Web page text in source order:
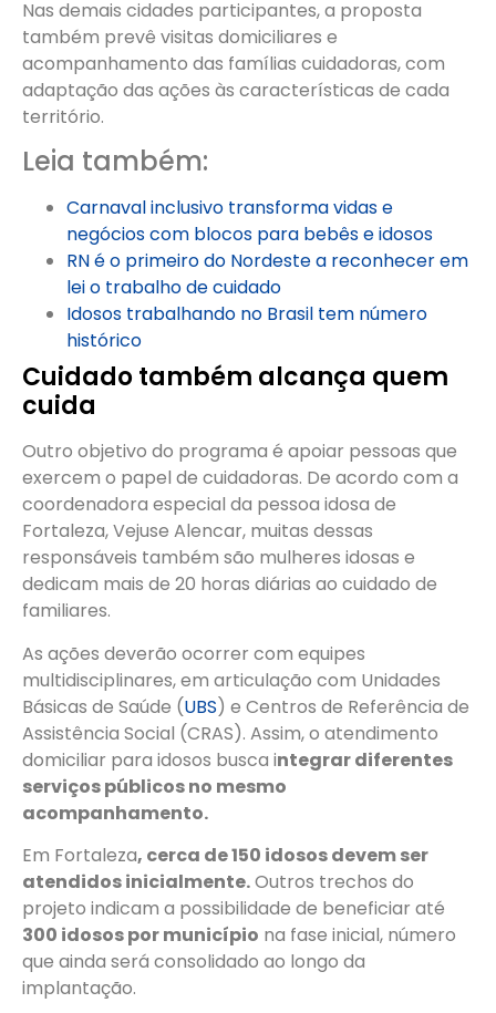
Nas demais cidades participantes, a proposta
também prevê visitas domiciliares e
acompanhamento das famílias cuidadoras, com
adaptação das ações às características de cada
território.
Leia também:
Carnaval inclusivo transforma vidas e
negócios com blocos para bebês e idosos
RN é o primeiro do Nordeste a reconhecer em
lei o trabalho de cuidado
Idosos trabalhando no Brasil tem número
histórico
Cuidado também alcança quem
cuida
Outro objetivo do programa é apoiar pessoas que
exercem o papel de cuidadoras. De acordo com a
coordenadora especial da pessoa idosa de
Fortaleza, Vejuse Alencar, muitas dessas
responsáveis também são mulheres idosas e
dedicam mais de 20 horas diárias ao cuidado de
familiares.
As ações deverão ocorrer com equipes
multidisciplinares, em articulação com Unidades
Básicas de Saúde (UBS) e Centros de Referência de
Assistência Social (CRAS). Assim, o atendimento
domiciliar para idosos busca integrar diferentes
serviços públicos no mesmo
acompanhamento.
Em Fortaleza, cerca de 150 idosos devem ser
atendidos inicialmente.Outros trechos do
projeto indicam a possibilidade de beneficiar até
300 idosos por município na fase inicial, número
que ainda será consolidado ao longo da
implantação.